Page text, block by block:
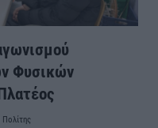
Φυσικών
Πολίτης